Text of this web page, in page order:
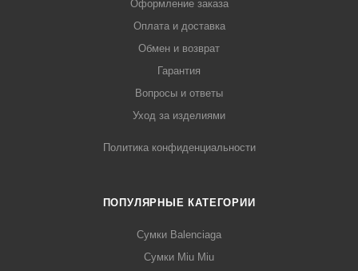
Оформление заказа
Оплата и доставка
Обмен и возврат
Гарантия
Вопросы и ответы
Уход за изделиями
Политика конфиденциальности
ПОПУЛЯРНЫЕ КАТЕГОРИИ
Сумки Balenciaga
Сумки Miu Miu